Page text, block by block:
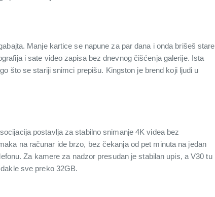
Manje kartice se napune za par dana i onda brišeš stare
i sate video zapisa bez dnevnog čišćenja galerije. Ista
što se stariji snimci prepišu. Kingston je brend koji ljudi u
postavlja za stabilno snimanje 4K videa bez
na računar ide brzo, bez čekanja od pet minuta na jedan
Za kamere za nadzor presudan je stabilan upis, a V30 tu
sve preko 32GB.